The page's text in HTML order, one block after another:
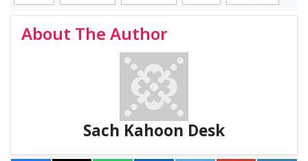
About The Author
Sach Kahoon Desk